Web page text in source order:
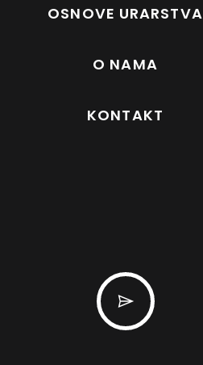
OSNOVE URARSTVA
O NAMA
KONTAKT